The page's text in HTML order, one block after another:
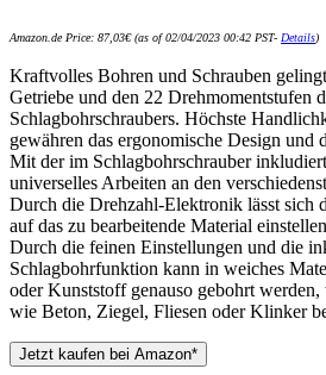
Amazon.de Price: 87,03€(as of 02/04/2023 00:42 PST- Details)
Kraftvolles Bohren und Schrauben
Getriebe und den 22 Drehmomentstufen
Schlagbohrschraubers. Höchste
gewähren das ergonomische Design und
Mit der im Schlagbohrschrauber
universelles Arbeiten an den
Durch die Drehzahl-Elektronik lässt sich
auf das zu bearbeitende Material
Durch die feinen Einstellungen und die
Schlagbohrfunktion kann in weiches
oder Kunststoff genauso gebohrt
wie Beton, Ziegel, Fliesen oder Klinker
Jetzt kaufen bei Amazon*